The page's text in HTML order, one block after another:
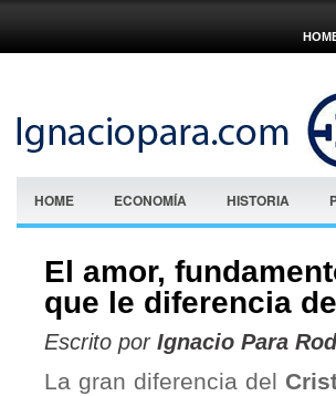
HOME ECONOMÍA HISTORIA
El amor,
que le diferencia
Escrito por Ignacio Para
La gran diferencia del